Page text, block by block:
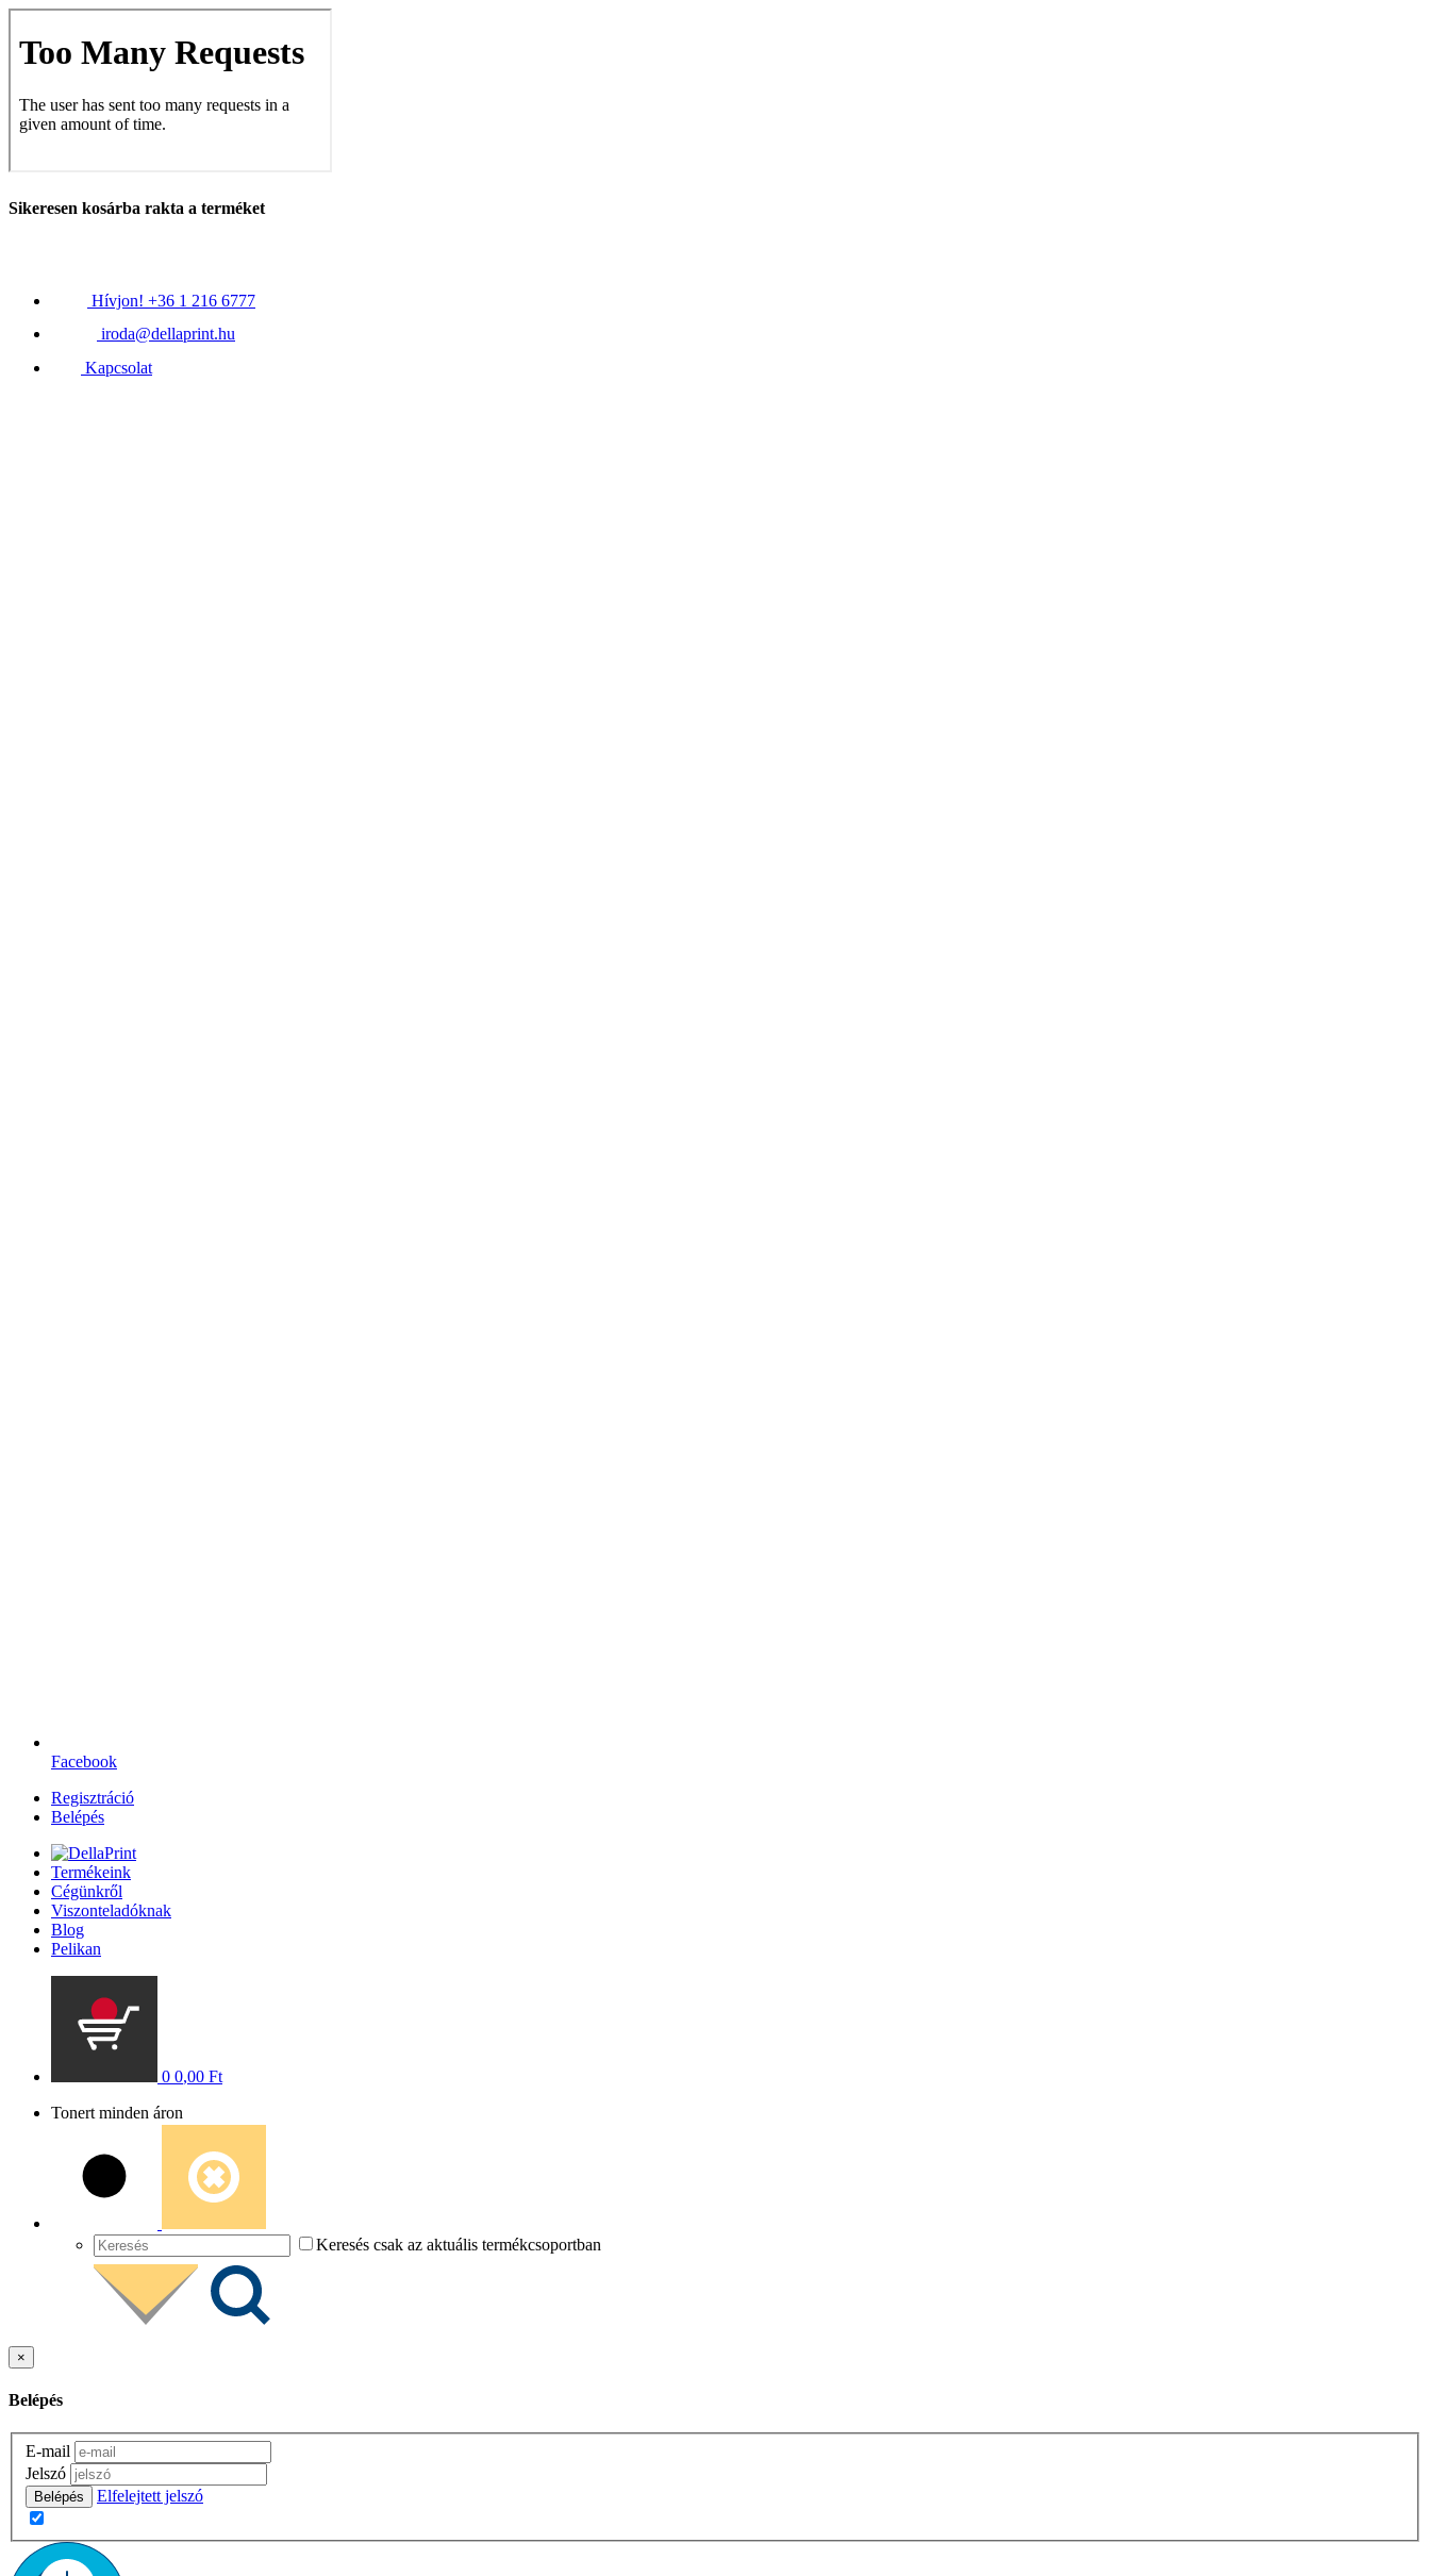
Sikeresen kosárba rakta a terméket
Hívjon! +36 1 216 6777
iroda@dellaprint.hu
Kapcsolat
Facebook
Regisztráció
Belépés
Termékeink
Cégünkről
Viszonteladóknak
Blog
Pelikan
0 0,00 Ft
Tonert minden áron
Keresés csak az aktuális termékcsoportban
×
Belépés
E-mail
Jelszó
Belépés Elfelejtett jelszó